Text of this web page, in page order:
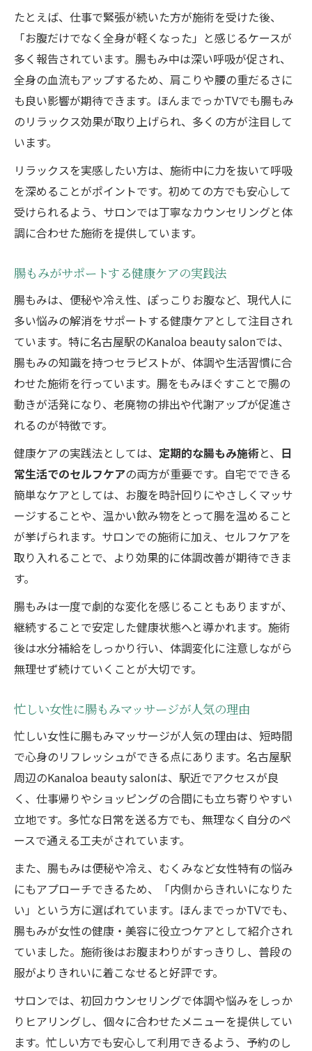
たとえば、仕事で緊張が続いた方が施術を受けた後、
「お腹だけでなく全身が軽くなった」と感じるケースが
多く報告されています。腸もみ中は深い呼吸が促され、
全身の血流もアップするため、肩こりや腰の重だるさに
も良い影響が期待できます。ほんまでっかTVでも腸もみ
のリラックス効果が取り上げられ、多くの方が注目して
います。
リラックスを実感したい方は、施術中に力を抜いて呼吸
を深めることがポイントです。初めての方でも安心して
受けられるよう、サロンでは丁寧なカウンセリングと体
調に合わせた施術を提供しています。
腸もみがサポートする健康ケアの実践法
腸もみは、便秘や冷え性、ぽっこりお腹など、現代人に
多い悩みの解消をサポートする健康ケアとして注目され
ています。特に名古屋駅のKanaloa beauty salonでは、
腸もみの知識を持つセラピストが、体調や生活習慣に合
わせた施術を行っています。腸をもみほぐすことで腸の
動きが活発になり、老廃物の排出や代謝アップが促進さ
れるのが特徴です。
健康ケアの実践法としては、 定期的な腸もみ施術と、 日
常生活でのセルフケアの両方が重要です。自宅でできる
簡単なケアとしては、お腹を時計回りにやさしくマッサ
ージすることや、温かい飲み物をとって腸を温めること
が挙げられます。サロンでの施術に加え、セルフケアを
取り入れることで、より効果的に体調改善が期待できま
す。
腸もみは一度で劇的な変化を感じることもありますが、
継続することで安定した健康状態へと導かれます。施術
後は水分補給をしっかり行い、体調変化に注意しながら
無理せず続けていくことが大切です。
忙しい女性に腸もみマッサージが人気の理由
忙しい女性に腸もみマッサージが人気の理由は、短時間
で心身のリフレッシュができる点にあります。名古屋駅
周辺のKanaloa beauty salonは、駅近でアクセスが良
く、仕事帰りやショッピングの合間にも立ち寄りやすい
立地です。多忙な日常を送る方でも、無理なく自分のペ
ースで通える工夫がされています。
また、腸もみは便秘や冷え、むくみなど女性特有の悩み
にもアプローチできるため、「内側からきれいになりた
い」という方に選ばれています。ほんまでっかTVでも、
腸もみが女性の健康・美容に役立つケアとして紹介され
ていました。施術後はお腹まわりがすっきりし、普段の
服がよりきれいに着こなせると好評です。
サロンでは、初回カウンセリングで体調や悩みをしっか
りヒアリングし、個々に合わせたメニューを提供してい
ます。忙しい方でも安心して利用できるよう、予約のし